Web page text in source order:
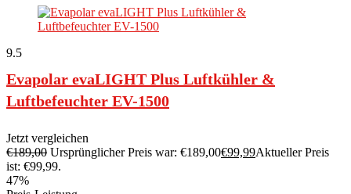
9.5
Evapolar evaLIGHT Plus Luftkühler &
Luftbefeuchter EV-1500
Jetzt vergleichen
€189,00 Ursprünglicher Preis war: €189,00€99,99Aktueller Preis
ist: €99,99.
47%